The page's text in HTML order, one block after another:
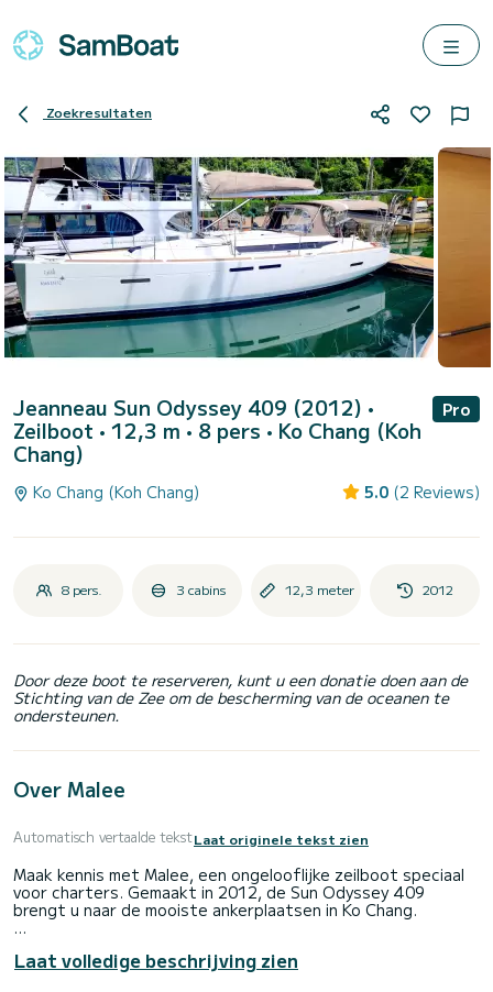
Zoekresultaten
Jeanneau Sun Odyssey 409 (2012) •
Zeilboot • 12,3 m • 8 pers • Ko Chang (Koh
Chang)
Pro
Ko Chang (Koh Chang) 5.0 (2 Reviews)
8 pers. 3 cabins 12,3 meter 2012
Door deze boot te reserveren, kunt u een donatie doen aan de
Stichting van de Zee om de bescherming van de oceanen te
ondersteunen.
Over Malee
Automatisch vertaalde tekstLaat originele tekst zien
Maak kennis met Malee, een ongelooflijke zeilboot speciaal
voor charters. Gemaakt in 2012, de Sun Odyssey 409
brengt u naar de mooiste ankerplaatsen in Ko Chang.
capaciteit van 6 personen. Met een totale lengte van 12
meter is het uw beste bondgenoot om een uitzonderlijke
Laat volledige beschrijving zien